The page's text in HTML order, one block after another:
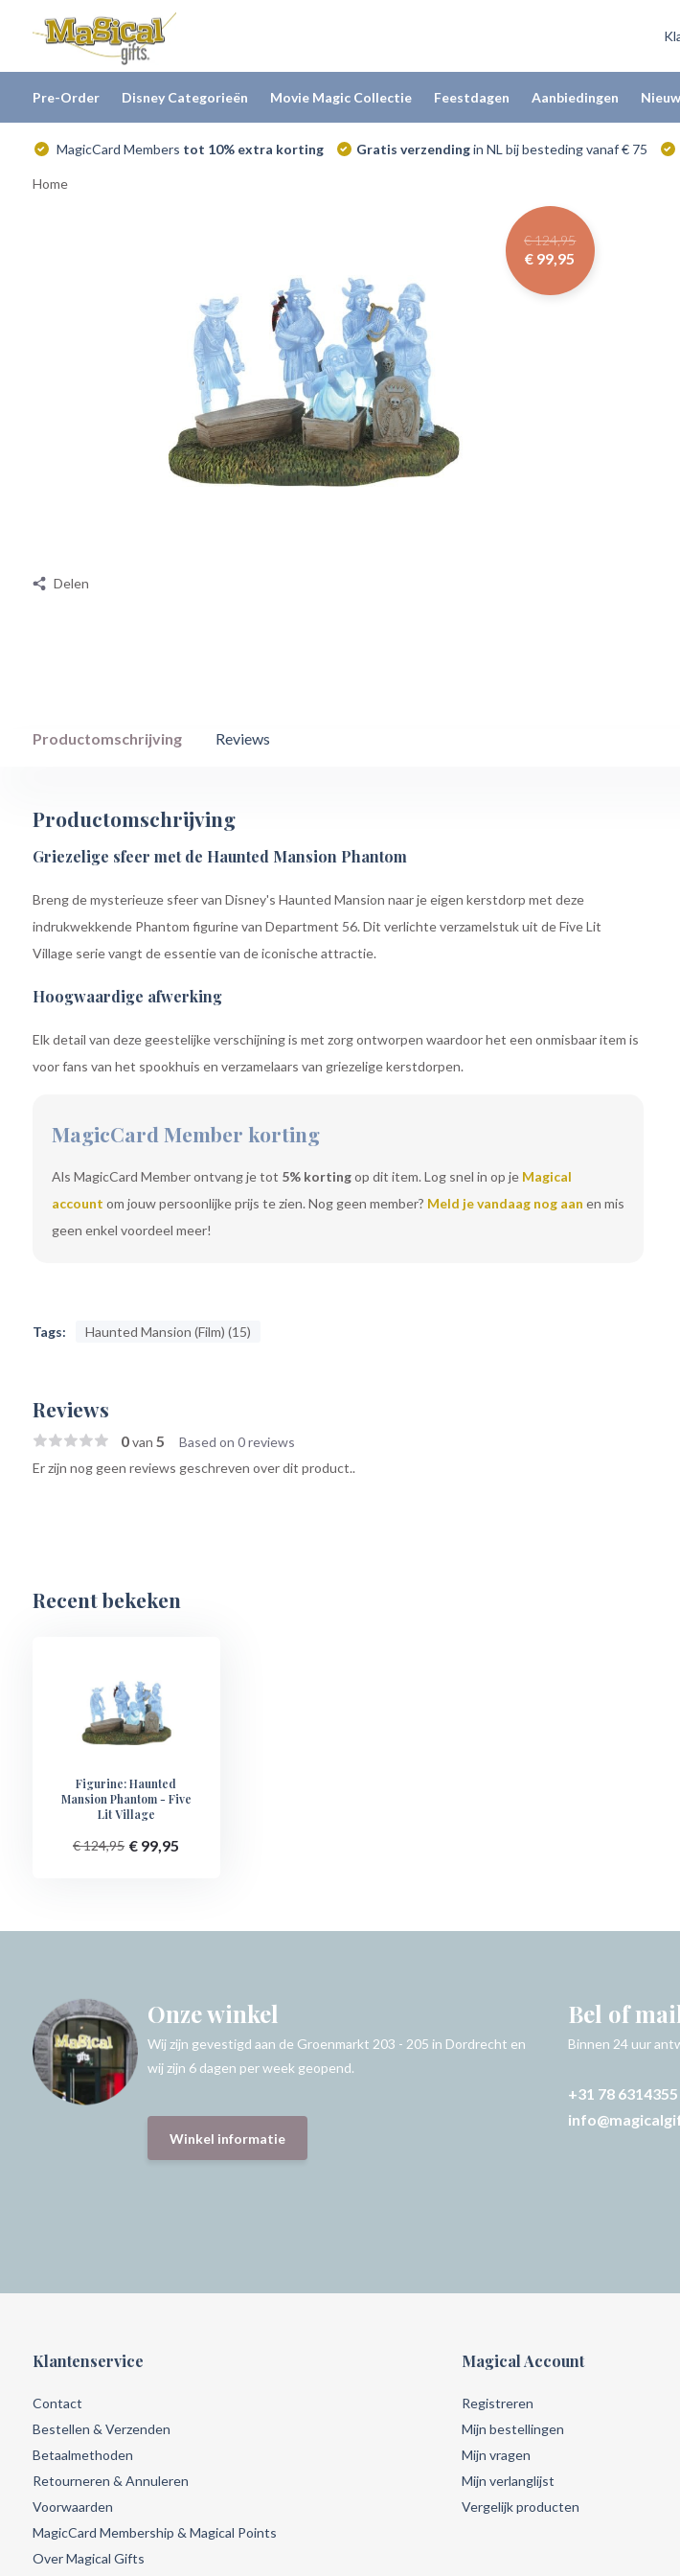
Pre-Order Disney Categorieën Movie Magic Collectie Feestdagen Aanbiedingen
MagicCard Members tot 10% extra korting Gratis verzendingin NL bij besteding vanaf € 75
Home
€ 124,95
€ 99,95
Delen
Productomschrijving Reviews
Productomschrijving
Griezelige sfeer met de Haunted Mansion Phantom
Breng de mysterieuze sfeer van Disney's Haunted Mansion naar je eigen kerstdorp met deze
indrukwekkende Phantom figurine van Department 56. Dit verlichte verzamelstuk uit de Five Lit
Village serie vangt de essentie van de iconische attractie.
Hoogwaardige afwerking
Elk detail van deze geestelijke verschijning is met zorg ontworpen waardoor het een onmisbaar item is
voor fans van het spookhuis en verzamelaars van griezelige kerstdorpen.
MagicCard Member korting
Als MagicCard Member ontvang je tot 5% kortingop dit item. Log snel in op je Magical
account om jouw persoonlijke prijs te zien. Nog geen member? Meld je vandaag nog aan en mis
geen enkel voordeel meer!
Tags: Haunted Mansion (Film) (15)
Reviews
0van 5 Based on 0 reviews
Er zijn nog geen reviews geschreven over dit product..
Recent bekeken
Figurine: Haunted
Mansion Phantom - Five
Lit Village
€ 124,95 € 99,95
Onze winkel
Wij zijn gevestigd aan de Groenmarkt 203 - 205 in Dordrecht en
wij zijn 6 dagen per week geopend.
Winkel informatie
Bel of
Binnen 24 uur
+31 78 6314355
Klantenservice
Contact
Bestellen & Verzenden
Betaalmethoden
Retourneren & Annuleren
Voorwaarden
MagicCard Membership & Magical Points
Over Magical Gifts
Magical Account
Registreren
Mijn bestellingen
Mijn vragen
Mijn verlanglijst
Vergelijk producten